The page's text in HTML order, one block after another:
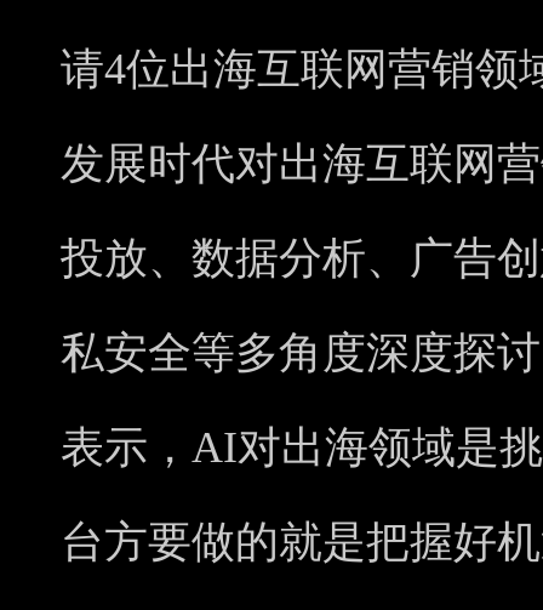
请4位出海互联网营销领
发展时代对出海互联网
投放、数据分析、广告
私安全等多角度深度探
表示，AI对出海领域是
台方要做的就是把握好